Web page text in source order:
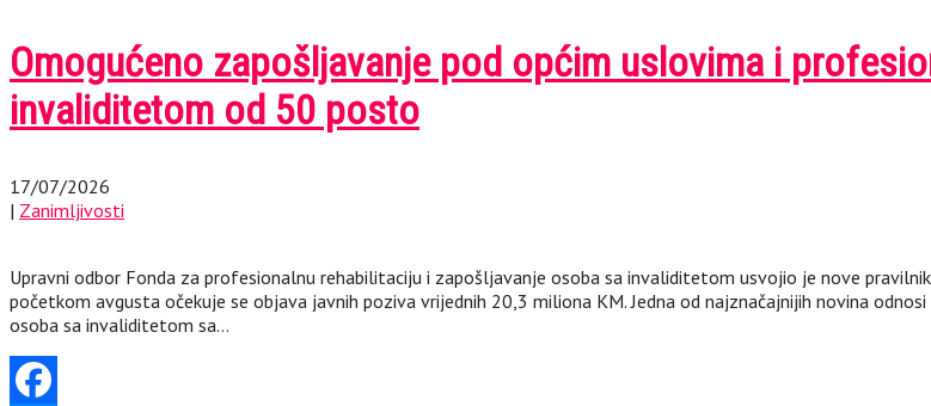
Omogućeno zapošljavanje pod općim uslovima i
invaliditetom od 50 posto
17/07/2026
| Zanimljivosti
Upravni odbor Fonda za profesionalnu rehabilitaciju i zapošljavanje osoba sa invaliditetom usvojio je nove
početkom avgusta očekuje se objava javnih poziva vrijednih 20,3 miliona KM. Jedna od najznačajnijih novina
osoba sa invaliditetom sa…